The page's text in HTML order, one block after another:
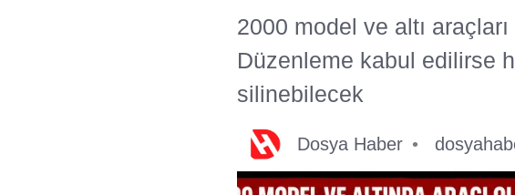
2000 model ve altı
Düzenleme kabul edilirse
silinebilecek
Dosya Haber